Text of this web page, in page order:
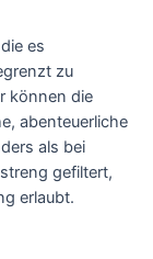
es
zu
können die
abenteuerliche
als bei
gefiltert,
erlaubt.